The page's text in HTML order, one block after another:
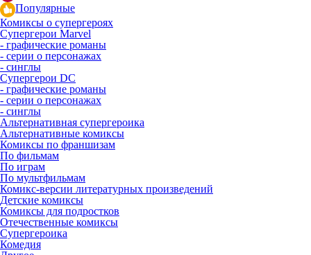
Популярные
Комиксы о супергероях
Супергерои Marvel
- графические романы
- серии о персонажах
- синглы
Супергерои DC
- графические романы
- серии о персонажах
- синглы
Альтернативная супергероика
Альтернативные комиксы
Комиксы по франшизам
По фильмам
По играм
По мультфильмам
Комикс-версии литературных произведений
Детские комиксы
Комиксы для подростков
Отечественные комиксы
Супергероика
Комедия